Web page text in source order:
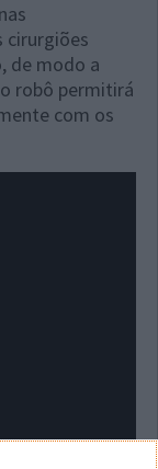
cirurgiões
de modo a
robô permitirá
com os